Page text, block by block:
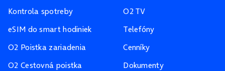
Kontrola spotreby
eSIM do smart hodiniek
O2 Poistka zariadenia
O2 Cestovná poistka
O2 TV
Telefóny
Cenníky
Dokumenty